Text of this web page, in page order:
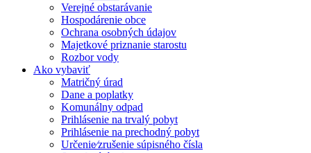
Verejné obstarávanie
Hospodárenie obce
Ochrana osobných údajov
Majetkové priznanie starostu
Rozbor vody
Ako vybaviť
Matričný úrad
Dane a poplatky
Komunálny odpad
Prihlásenie na trvalý pobyt
Prihlásenie na prechodný pobyt
Určenie⁄zrušenie súpisného čísla